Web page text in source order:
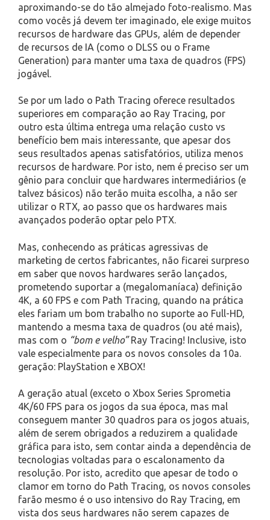
aproximando-se do tão almejado foto-realismo. Mas
como vocês já devem ter imaginado, ele exige muitos
recursos de hardware das GPUs, além de depender
de recursos de IA (como o DLSS ou o Frame
Generation) para manter uma taxa de quadros (FPS)
jogável.
Se por um lado o Path Tracing oferece resultados
superiores em comparação ao Ray Tracing, por
outro esta última entrega uma relação custo vs
benefício bem mais interessante, que apesar dos
seus resultados apenas satisfatórios, utiliza menos
recursos de hardware. Por isto, nem é preciso ser um
gênio para concluir que hardwares intermediários (e
talvez básicos) não terão muita escolha, a não ser
utilizar o RTX, ao passo que os hardwares mais
avançados poderão optar pelo PTX.
Mas, conhecendo as práticas agressivas de
marketing de certos fabricantes, não ficarei surpreso
em saber que novos hardwares serão lançados,
prometendo suportar a (megalomaníaca) definição
4K, a 60 FPS e com Path Tracing, quando na prática
eles fariam um bom trabalho no suporte ao Full-HD,
mantendo a mesma taxa de quadros (ou até mais),
mas com o “bom e velho”Ray Tracing! Inclusive, isto
vale especialmente para os novos consoles da 10a.
geração: PlayStation e XBOX!
A geração atual (exceto o Xbox Series Sprometia
4K/60 FPS para os jogos da sua época, mas mal
conseguem manter 30 quadros para os jogos atuais,
além de serem obrigados a reduzirem a qualidade
gráfica para isto, sem contar ainda a dependência de
tecnologias voltadas para o escalonamento da
resolução. Por isto, acredito que apesar de todo o
clamor em torno do Path Tracing, os novos consoles
farão mesmo é o uso intensivo do Ray Tracing, em
vista dos seus hardwares não serem capazes de